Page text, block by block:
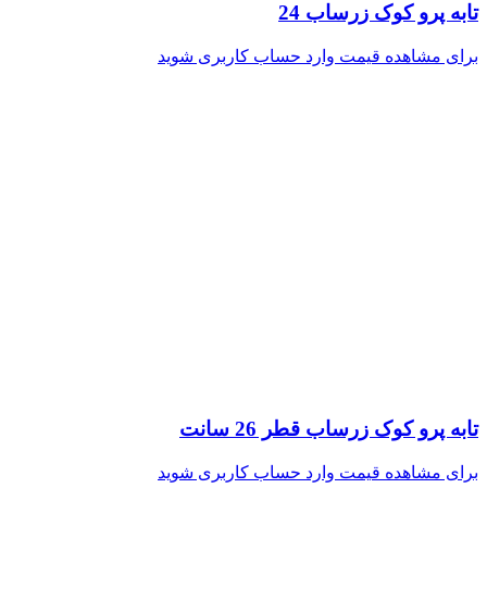
تابه پرو کوک زرساب 24
برای مشاهده قیمت وارد حساب کاربری شوید
تابه پرو کوک زرساب قطر 26 سانت
برای مشاهده قیمت وارد حساب کاربری شوید